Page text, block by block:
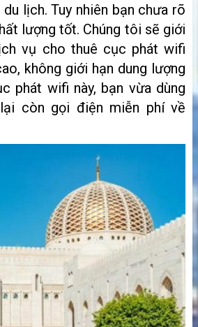
du lịch. Tuy nhiên bạn chưa rõ
lượng tốt. Chúng tôi sẽ giới
vụ cho thuê cục phát wifi
không giới hạn dung lượng
phát wifi này, bạn vừa dùng
còn gọi điện miễn phí về